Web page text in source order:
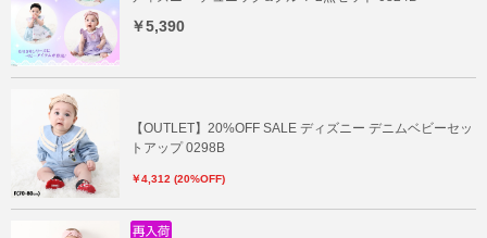
￥5,390
【OUTLET】20%OFF SALE ディズニー デニムベビーセッ
トアップ 0298B
￥4,312 (20%OFF)